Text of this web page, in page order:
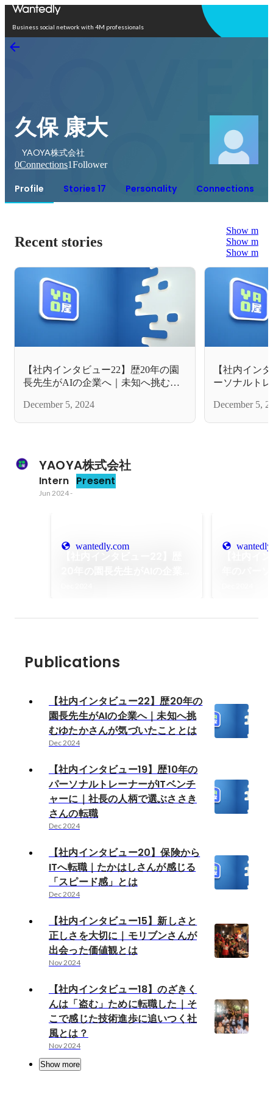
Business social network with 4M professionals
久保 康大
YAOYA株式会社
0Connections1Follower
Profile Stories 17 Personality Connections
Recent stories
Show more
Show more
Show more
【社内インタビュー22】歴20年の園
長先生がAIの企業へ｜未知へ挑むゆ
December 5, 2024
【社内イン
ーソナルト
転職
December 5,
YAOYA株式会社
Intern Present
Jun 2024-
wantedly.com
Publications
【社内インタビュー22】歴20年の
園長先生がAIの企業へ｜未知へ挑
むゆたかさんが気づいたこととは
Dec 2024
【社内インタビュー19】歴10年の
パーソナルトレーナーがITベンチ
ャーに｜社長の人柄で選ぶささき
さんの転職
Dec 2024
【社内インタビュー20】保険から
ITへ転職｜たかはしさんが感じる
「スピード感」とは
Dec 2024
【社内インタビュー15】新しさと
正しさを大切に｜モリブンさんが
出会った価値観とは
Nov 2024
【社内インタビュー18】のざきく
んは「盗む」ために転職した｜そ
こで感じた技術進歩に追いつく社
風とは？
Nov 2024
Show more